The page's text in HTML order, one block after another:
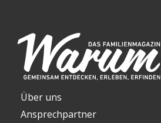
Über uns
Ansprechpartner